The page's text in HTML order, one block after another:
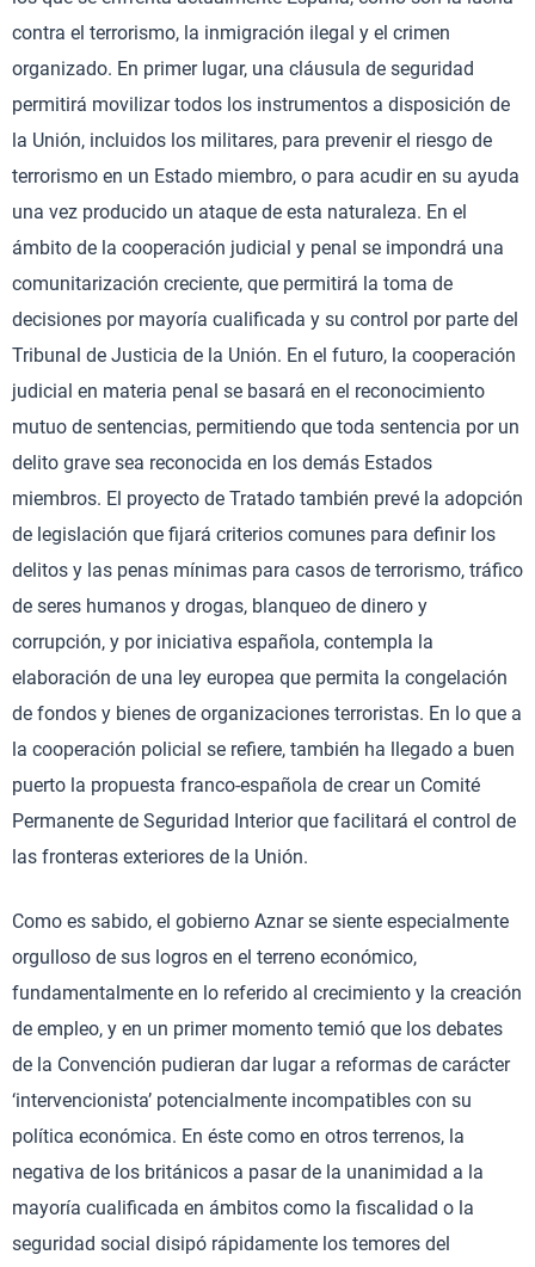
contra el terrorismo, la inmigración ilegal y el crimen
organizado. En primer lugar, una cláusula de seguridad
permitirá movilizar todos los instrumentos a disposición de
la Unión, incluidos los militares, para prevenir el riesgo de
terrorismo en un Estado miembro, o para acudir en su ayuda
una vez producido un ataque de esta naturaleza. En el
ámbito de la cooperación judicial y penal se impondrá una
comunitarización creciente, que permitirá la toma de
decisiones por mayoría cualificada y su control por parte del
Tribunal de Justicia de la Unión. En el futuro, la cooperación
judicial en materia penal se basará en el reconocimiento
mutuo de sentencias, permitiendo que toda sentencia por un
delito grave sea reconocida en los demás Estados
miembros. El proyecto de Tratado también prevé la adopción
de legislación que fijará criterios comunes para definir los
delitos y las penas mínimas para casos de terrorismo, tráfico
de seres humanos y drogas, blanqueo de dinero y
corrupción, y por iniciativa española, contempla la
elaboración de una ley europea que permita la congelación
de fondos y bienes de organizaciones terroristas. En lo que a
la cooperación policial se refiere, también ha llegado a buen
puerto la propuesta franco-española de crear un Comité
Permanente de Seguridad Interior que facilitará el control de
las fronteras exteriores de la Unión.
Como es sabido, el gobierno Aznar se siente especialmente
orgulloso de sus logros en el terreno económico,
fundamentalmente en lo referido al crecimiento y la creación
de empleo, y en un primer momento temió que los debates
de la Convención pudieran dar lugar a reformas de carácter
‘intervencionista’ potencialmente incompatibles con su
política económica. En éste como en otros terrenos, la
negativa de los británicos a pasar de la unanimidad a la
mayoría cualificada en ámbitos como la fiscalidad o la
seguridad social disipó rápidamente los temores del